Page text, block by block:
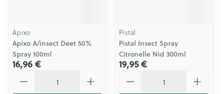
Apixo
Apixo A/insect Deet 50%
Spray 100ml
16,96 €
Pistal
Pistal Insect Spray
Citronelle Nid 300ml
19,95 €